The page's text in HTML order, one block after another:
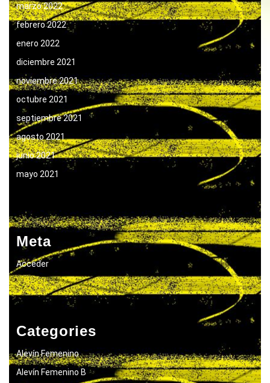
marzo 2022
febrero 2022
enero 2022
diciembre 2021
noviembre 2021
octubre 2021
septiembre 2021
agosto 2021
junio 2021
mayo 2021
Meta
Acceder
Categories
Alevín Femenino
Alevín Femenino B